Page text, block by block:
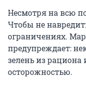
Несмотря на всю
Чтобы не
ограничениях.
предупреждает:
зелень из рациона
осторожностью.